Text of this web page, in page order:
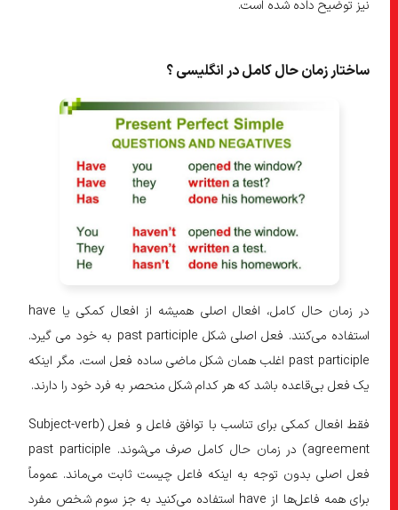
نیز توضیح داده شده است.
ساختار زمان حال کامل در انگلیسی ؟
در زمان حال کامل، افعال اصلی همیشه از افعال کمکی یا have
استفاده می‌کنند. فعل اصلی شکل past participle به خود می گیرد.
past participle اغلب همان شکل ماضی ساده فعل است، مگر اینکه
یک فعل بی‌قاعده باشد که هر کدام شکل منحصر به فرد خود را دارند.
فقط افعال کمکی برای تناسب با توافق فاعل و فعل (Subject-verb
agreement) در زمان حال کامل صرف می‌شوند. past participle
فعل اصلی بدون توجه به اینکه فاعل چیست ثابت می‌ماند. عموماً
برای همه فاعل‌ها از have استفاده می‌کنید به جز سوم شخص مفرد